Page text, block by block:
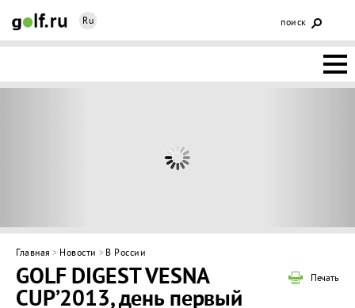
Ru поиск
ГОЛЬФ-
Главная > Новости > В России
Печать
GOLF DIGEST VESNA
CUP’2013, день первый